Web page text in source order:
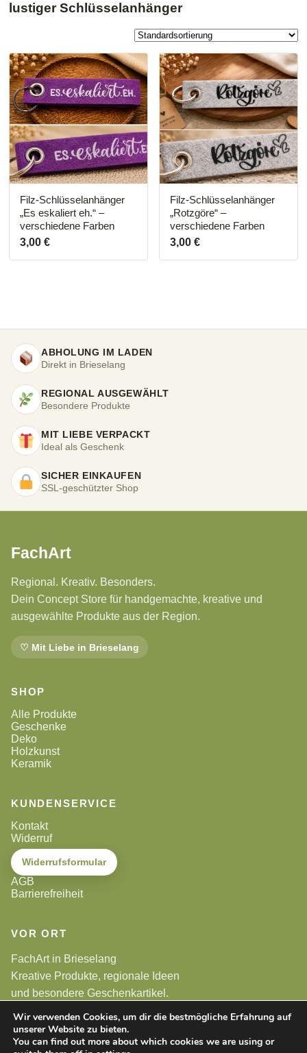
lustiger Schlüsselanhänger
Filz-Schlüsselanhänger
„Es eskaliert eh.“ –
verschiedene Farben
3,00 €
Filz-Schlüsselanhänger
„Rotzgöre“ –
verschiedene Farben
3,00€
ABHOLUNG IM LADEN
Direkt in Brieselang
REGIONAL AUSGEWÄHLT
Besondere Produkte
MIT LIEBE VERPACKT
Ideal als Geschenk
SICHER EINKAUFEN
SSL-geschützter Shop
FachArt
Regional. Kreativ. Besonders.
Dein Concept Store für handgemachte, kreative und
ausgewählte Produkte aus der Region.
♡ Mit Liebe in Brieselang
SHOP
Alle Produkte
Geschenke
Deko
Holzkunst
Keramik
KUNDENSERVICE
Kontakt
Widerruf
Widerrufsformular
AGB
Barrierefreiheit
VOR ORT
FachArt in Brieselang
Kreative Produkte, regionale Ideen
und besondere Geschenkartikel.
Alle Preise sind Endpreise. Gemäß §19 UStG wird keine
Umsatzsteuer berechnet.
Wir verwenden Cookies, um dir die bestmögliche Erfahrung auf
unserer Website zu bieten.
You can find out more about which cookies we are using or